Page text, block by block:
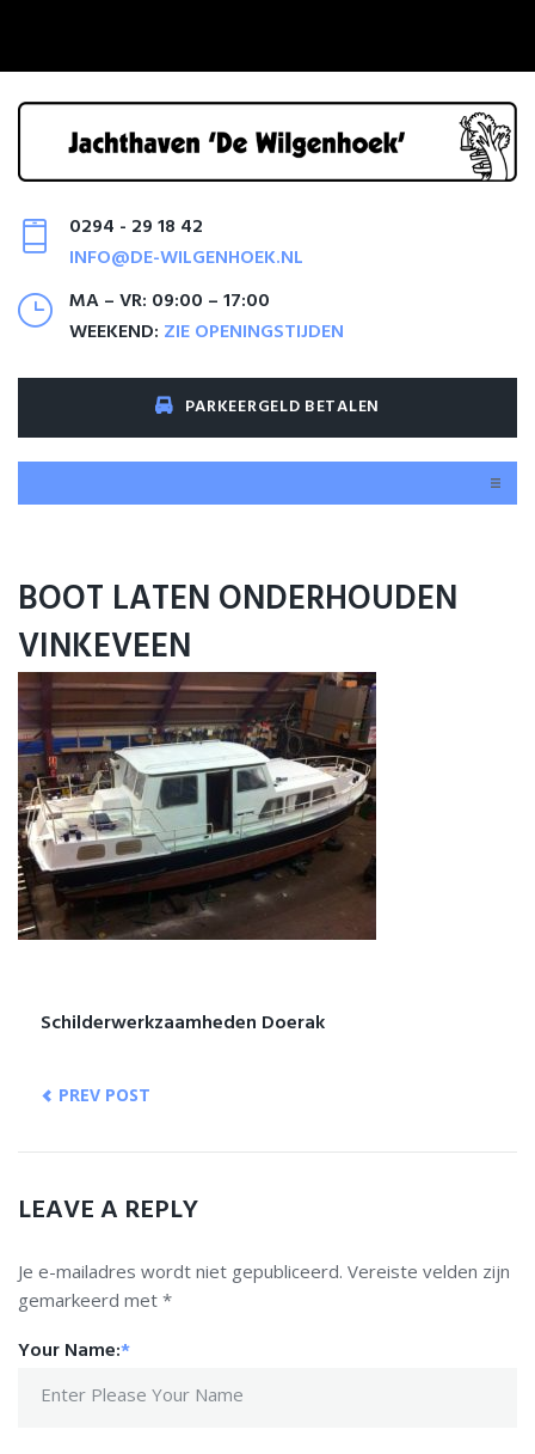
0294 - 29 18 42
INFO@DE-WILGENHOEK.NL
MA – VR: 09:00 – 17:00
WEEKEND: ZIE OPENINGSTIJDEN
PARKEERGELD BETALEN
Ligplaatsen
Informatie
Portfolio
Contact
BOOT LATEN ONDERHOUDEN
VINKEVEEN
Schilderwerkzaamheden Doerak
PREV POST
LEAVE A REPLY
Je e-mailadres wordt niet gepubliceerd. Vereiste velden zijn
gemarkeerd met *
Your Name:*